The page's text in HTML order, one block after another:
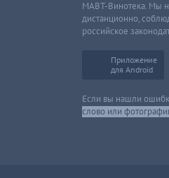
МАВТ-Винотека. Мы
дистанционно,
российское
Приложение
для Android
Если вы нашли
слово или